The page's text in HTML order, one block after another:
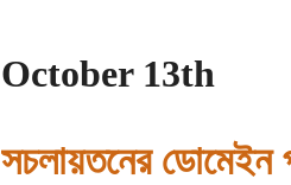
October 13th
সচলায়তনের ডোমেইন